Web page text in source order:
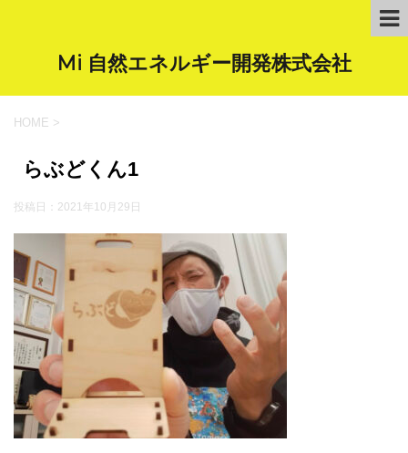
Mi 自然エネルギー開発株式会社
HOME >
らぶどくん1
投稿日： 2021年10月29日